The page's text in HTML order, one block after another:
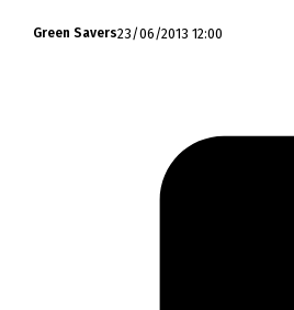
Green Savers23/06/2013 12:00